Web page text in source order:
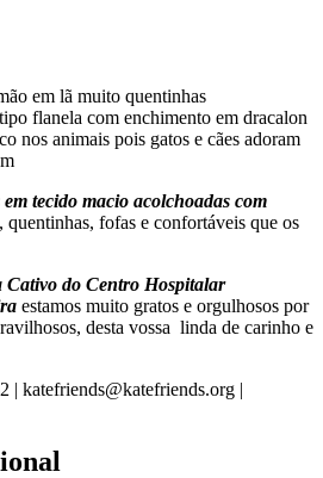
em lã muito quentinhas
flanela com enchimento em dracalon
nos animais pois gatos e cães adoram
tecido macio acolchoadas com
quentinhas, fofas e confortáveis que os
Cativo do Centro Hospitalar
estamos muito gratos e orgulhosos por
desta vossa linda de carinho e
katefriends@katefriends.org |